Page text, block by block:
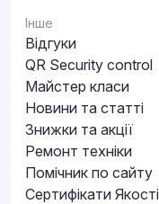
Інше
Відгуки
QR Security control
Майстер класи
Новини та статті
Знижки та акції
Ремонт техніки
Помічник по сайту
Сертифікати Якості